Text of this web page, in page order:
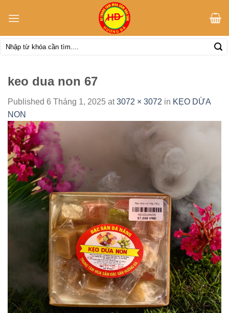
Tìm
kiếm:
keo dua non 67
Published 6 Tháng 1, 2025 at3072 × 3072 in KẸO DỪA
NON